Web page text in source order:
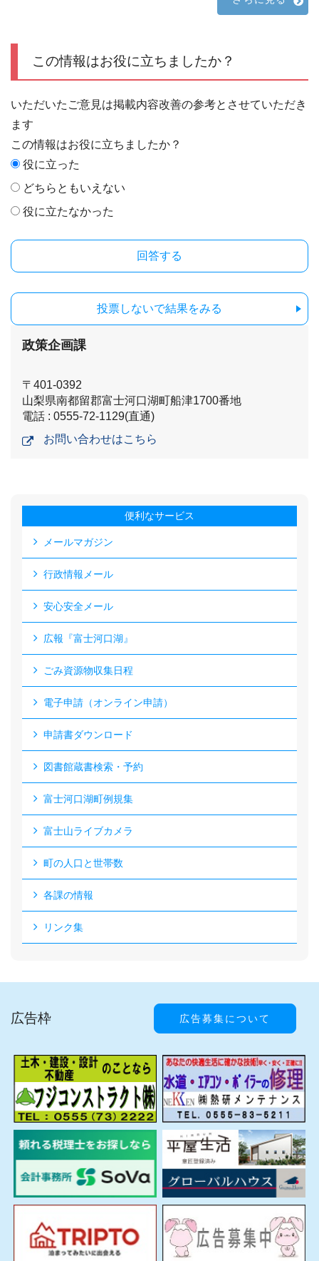
この情報はお役に立ちましたか？
いただいたご意見は掲載内容改善の参考とさせていただき
ます
この情報はお役に立ちましたか？
役に立った
どちらともいえない
役に立たなかった
投票しないで結果をみる
政策企画課
〒401-0392
山梨県南都留郡富士河口湖町船津1700番地
電話 : 0555-72-1129(直通)
お問い合わせはこちら
便利なサービス
メールマガジン
行政情報メール
安心安全メール
広報『富士河口湖』
ごみ資源物収集日程
電子申請（オンライン申請）
申請書ダウンロード
図書館蔵書検索・予約
富士河口湖町例規集
富士山ライブカメラ
町の人口と世帯数
各課の情報
リンク集
広告枠 広告募集について